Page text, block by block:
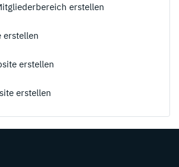
erstellen
erstellen
erstellen
erstellen